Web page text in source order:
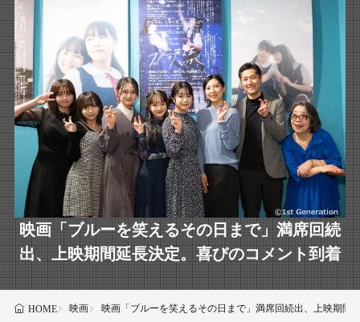
映画「ブルーを笑えるその日まで」満席回続
出、上映期間延長決定。喜びのコメント到着
HOME 映画 映画「ブルーを笑えるその日まで」満席回続出、上映期間